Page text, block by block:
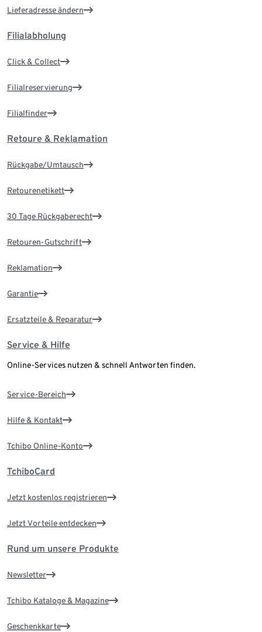
Lieferadresse ändern
Filialabholung
Click & Collect
Filialreservierung
Filialfinder
Retoure & Reklamation
Rückgabe/Umtausch
Retourenetikett
30 Tage Rückgaberecht
Retouren-Gutschrift
Reklamation
Garantie
Ersatzteile & Reparatur
Service & Hilfe
Online-Services nutzen & schnell Antworten finden.
Service-Bereich
Hilfe & Kontakt
Tchibo Online-Konto
TchiboCard
Jetzt kostenlos registrieren
Jetzt Vorteile entdecken
Rund um unsere Produkte
Newsletter
Tchibo Kataloge & Magazine
Geschenkkarte